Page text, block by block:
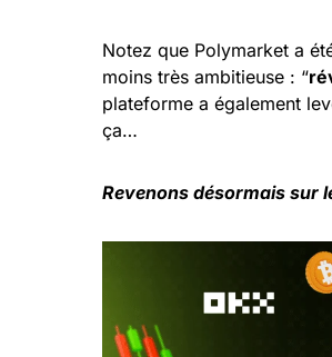
Notez que Polymarket a
moins très ambitieuse : “
plateforme a également
ça…
Revenons désormais sur